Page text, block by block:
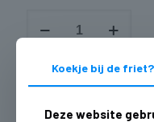
vega
Koekje bij de friet?
Deze website